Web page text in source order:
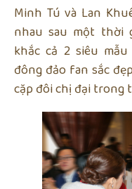
Minh Tú và Lan
nhau sau một thời
khắc cả 2 siêu
đông đảo fan sắc
cặp đôi chị đại trong